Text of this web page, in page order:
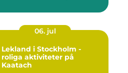
06. jul
Lekland i Stockholm -
roliga aktiviteter på
Kaatach